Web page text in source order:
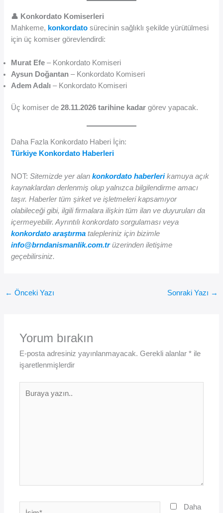
👤 Konkordato Komiserleri
Mahkeme, konkordatosürecinin sağlıklı şekilde yürütülmesi
için üç komiser görevlendirdi:
Murat Efe – Konkordato Komiseri
Aysun Doğantan – Konkordato Komiseri
Adem Adalı – Konkordato Komiseri
Üç komiser de28.11.2026 tarihine kadar görev yapacak.
Daha Fazla Konkordato Haberi İçin:
Türkiye Konkordato Haberleri
NOT:Sitemizde yer alankonkordato haberlerikamuya açık
kaynaklardan derlenmiş olup yalnızca bilgilendirme amacı
taşır. Haberler tüm şirket ve işletmeleri kapsamıyor
olabileceği gibi, ilgili firmalara ilişkin tüm ilan ve duyuruları da
içermeyebilir. Ayrıntılı konkordato sorgulaması veya
konkordato araştırma talepleriniz için bizimle
info@brndanismanlik.com.trüzerinden iletişime
geçebilirsiniz.
← Önceki Yazı Sonraki Yazı →
Yorum bırakın
E-posta adresiniz yayınlanmayacak. Gerekli alanlar* ile
işaretlenmişlerdir
yazın..
Daha